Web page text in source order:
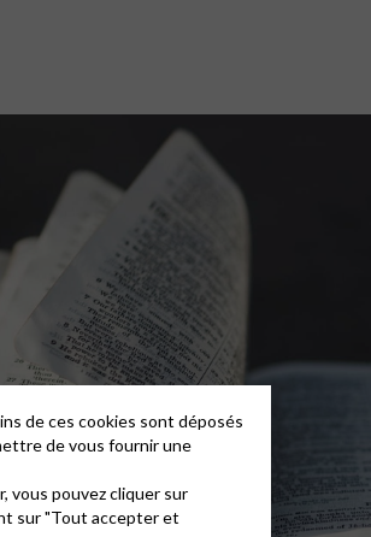
de ces cookies sont déposés
de vous fournir une
vous pouvez cliquer sur
sur "Tout accepter et